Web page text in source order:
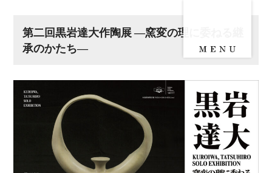
第二回黒岩達大作陶展 ―窯変の理に委ねる継
承のかたち―